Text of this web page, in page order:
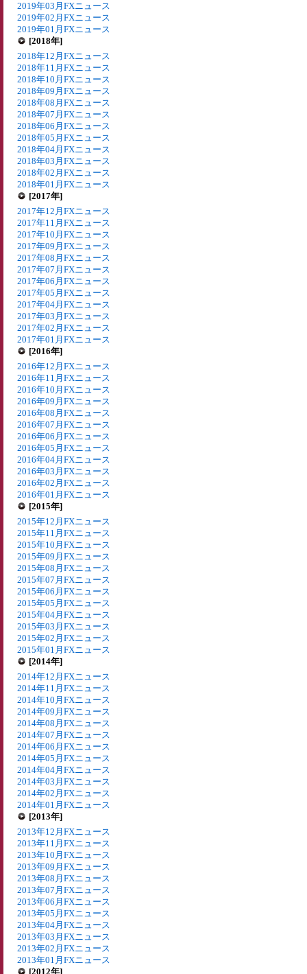
2019年03月FXニュース
2019年02月FXニュース
2019年01月FXニュース
[2018年]
2018年12月FXニュース
2018年11月FXニュース
2018年10月FXニュース
2018年09月FXニュース
2018年08月FXニュース
2018年07月FXニュース
2018年06月FXニュース
2018年05月FXニュース
2018年04月FXニュース
2018年03月FXニュース
2018年02月FXニュース
2018年01月FXニュース
[2017年]
2017年12月FXニュース
2017年11月FXニュース
2017年10月FXニュース
2017年09月FXニュース
2017年08月FXニュース
2017年07月FXニュース
2017年06月FXニュース
2017年05月FXニュース
2017年04月FXニュース
2017年03月FXニュース
2017年02月FXニュース
2017年01月FXニュース
[2016年]
2016年12月FXニュース
2016年11月FXニュース
2016年10月FXニュース
2016年09月FXニュース
2016年08月FXニュース
2016年07月FXニュース
2016年06月FXニュース
2016年05月FXニュース
2016年04月FXニュース
2016年03月FXニュース
2016年02月FXニュース
2016年01月FXニュース
[2015年]
2015年12月FXニュース
2015年11月FXニュース
2015年10月FXニュース
2015年09月FXニュース
2015年08月FXニュース
2015年07月FXニュース
2015年06月FXニュース
2015年05月FXニュース
2015年04月FXニュース
2015年03月FXニュース
2015年02月FXニュース
2015年01月FXニュース
[2014年]
2014年12月FXニュース
2014年11月FXニュース
2014年10月FXニュース
2014年09月FXニュース
2014年08月FXニュース
2014年07月FXニュース
2014年06月FXニュース
2014年05月FXニュース
2014年04月FXニュース
2014年03月FXニュース
2014年02月FXニュース
2014年01月FXニュース
[2013年]
2013年12月FXニュース
2013年11月FXニュース
2013年10月FXニュース
2013年09月FXニュース
2013年08月FXニュース
2013年07月FXニュース
2013年06月FXニュース
2013年05月FXニュース
2013年04月FXニュース
2013年03月FXニュース
2013年02月FXニュース
2013年01月FXニュース
[2012年]